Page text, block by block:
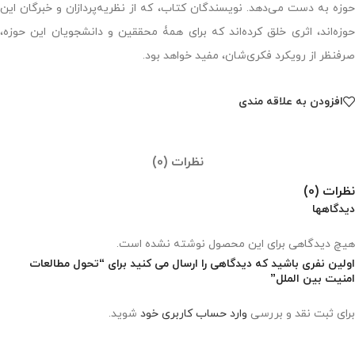
حوزه به دست می‌‏دهد. نویسندگان کتاب، که از نظریه‏‌پردازان و خبرگان این
حوزه‌‏اند، اثری خلق کرده‌‏اند که برای همۀ محققین و دانشجویان این حوزه،
صرف‏نظر از رویکرد فکری‏‌شان، مفید خواهد بود.
افزودن به علاقه مندی
نظرات (0)
نظرات (0)
دیدگاهها
هیچ دیدگاهی برای این محصول نوشته نشده است.
اولین نفری باشید که دیدگاهی را ارسال می کنید برای “تحول مطالعات
امنیت بین الملل”
برای ثبت نقد و بررسی وارد حساب کاربری خود شوید.